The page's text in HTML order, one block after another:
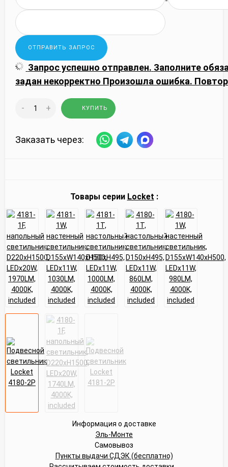
Запрос успешно отправлен. Заполните
задан некорректно Произошла ошибка.
- + КУПИТЬ
Заказать через:
Товары серии Locket :
Информация о доставке
Эль-Монте
Самовывоз
Пункты выдачи СДЭК (бесплатно)